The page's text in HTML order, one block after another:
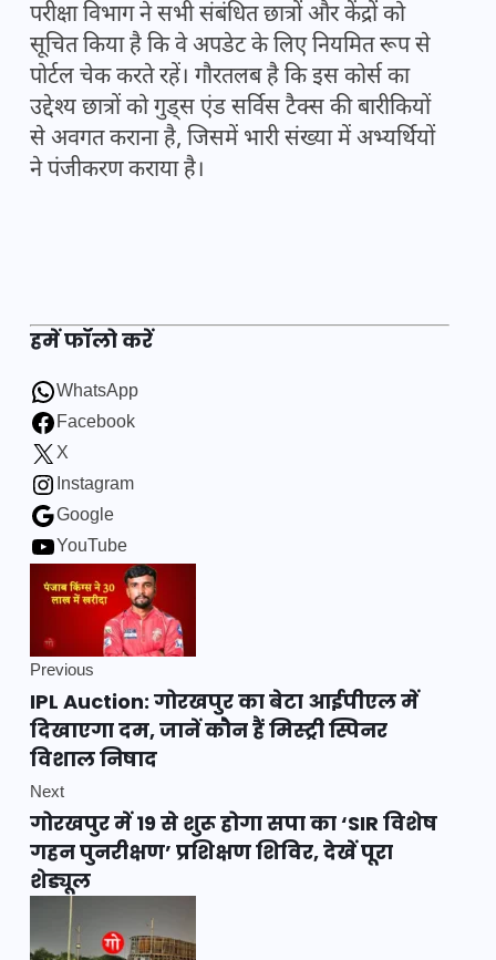
परीक्षा विभाग ने सभी संबंधित छात्रों और केंद्रों को
सूचित किया है कि वे अपडेट के लिए नियमित रूप से
पोर्टल चेक करते रहें। गौरतलब है कि इस कोर्स का
उद्देश्य छात्रों को गुड्स एंड सर्विस टैक्स की बारीकियों
से अवगत कराना है, जिसमें भारी संख्या में अभ्यर्थियों
ने पंजीकरण कराया है।
हमें फॉलो करें
WhatsApp
Facebook
X
Instagram
Google
YouTube
Previous
IPL Auction: गोरखपुर का बेटा आईपीएल में
दिखाएगा दम, जानें कौन हैं मिस्ट्री स्पिनर
विशाल निषाद
Next
गोरखपुर में 19 से शुरू होगा सपा का ‘SIR विशेष
गहन पुनरीक्षण’ प्रशिक्षण शिविर, देखें पूरा
शेड्यूल